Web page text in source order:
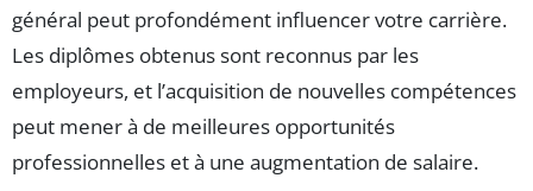
général peut profondément influencer votre carrière.
Les diplômes obtenus sont reconnus par les
employeurs, et l’acquisition de nouvelles compétences
peut mener à de meilleures opportunités
professionnelles et à une augmentation de salaire.